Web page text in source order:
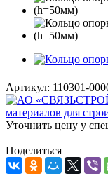
Артикул: 110301-
Уточнить цену у
Поделиться